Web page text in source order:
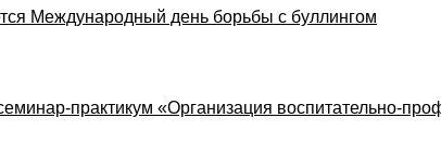
Международный день борьбы с буллингом
практикум «Организация воспитательно-